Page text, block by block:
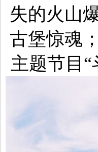
失的火山
古堡惊魂
主题节目